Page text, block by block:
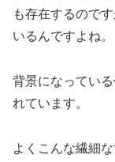
も存在するので
いるんですよね。
背景になってい
れています。
よくこんな繊細